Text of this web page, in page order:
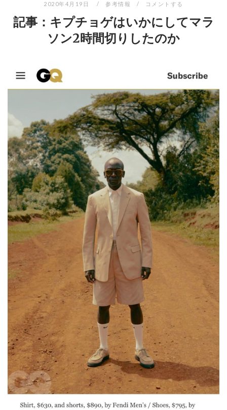
2020年4月19日 参考情報 コメントする
記事：キプチョゲはいかにしてマラ
ソン2時間切りしたのか